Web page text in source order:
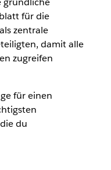
für die
zentrale
damit alle
zugreifen
für einen
du